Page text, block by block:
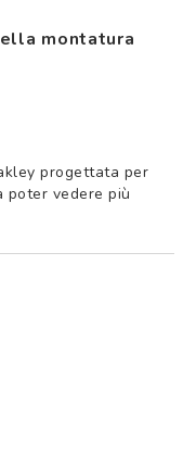
montatura
progettata per
poter vedere più